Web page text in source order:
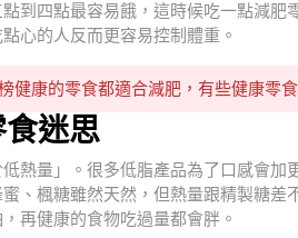
到四點最容易餓，這時候吃一點減肥
心的人反而更容易控制體重。
健康的零食都適合減肥，有些健康零
迷思
熱量」。很多低脂產品為了口感會加
蜜、楓糖雖然天然，但熱量跟精製糖
再健康的食物吃過量都會胖。